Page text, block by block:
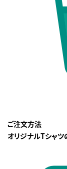
ご注文方法
オリジナルTシャツ